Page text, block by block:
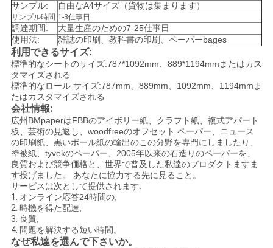
ニ
ュ
ー
ス
事
件
地
図
サンプル: 自由なA4サイズ（貨物は集まります）
サンプル時間 1-3仕事日
調達期間:
大量生産のための7-25仕事日
使用法:
雑誌の印刷、教科書の印刷、ペーパーbages
利用できるサイズ:
標準的なシートのサイズ:787*1092mm、889*1194mmまたはカス
タマイズされる
標準的なロール サイズ:787mm、889mm、1092mm、1194mmま
たはカスタマイズされる
会社情報:
広州BMpaperはFBBのアイボリー紙、クラフト紙、複式アパート
板、芸術の見返し、woodfreeのオフセット ペーパー、ニュース
の印刷紙、黒いボール紙の輸出のこの分野を専門にしましたり、
塗被紙、tyvekのペーパー、2005年以来の石造りのペーパーを、
良質および競争価格と、世界で普及した私達のプロダクトますま
す投げました。 あなたに協力する先に見ること。
サービスは次として提供されます:
1. オンライン応答24時間の;
2. 時機を得た配達;
3. 良質;
4. 問題を解決する短い時間。
なぜ私達を選んで下さいか。